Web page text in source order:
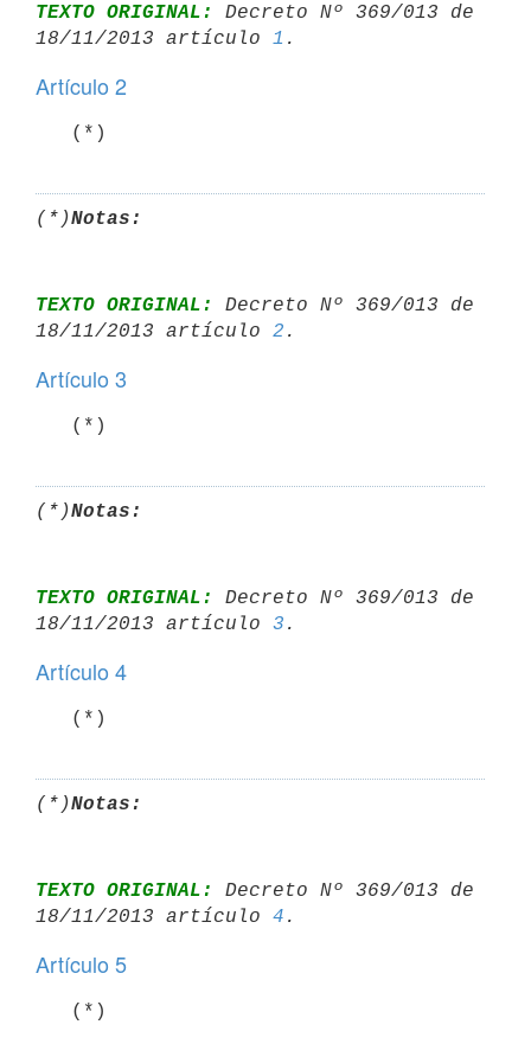
TEXTO ORIGINAL:
Decreto Nº 369/013 de
18/11/2013 artículo 1
Artículo 2
   (*)
(*)Notas:
TEXTO ORIGINAL:
Decreto Nº 369/013 de
18/11/2013 artículo 2
Artículo 3
   (*)
(*)Notas:
TEXTO ORIGINAL:
Decreto Nº 369/013 de
18/11/2013 artículo 3
Artículo 4
   (*)
(*)Notas:
TEXTO ORIGINAL:
Decreto Nº 369/013 de
18/11/2013 artículo 4
Artículo 5
   (*)